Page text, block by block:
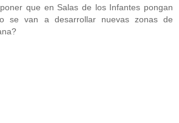
que en Salas de los Infantes pongan
se van a desarrollar nuevas zonas de